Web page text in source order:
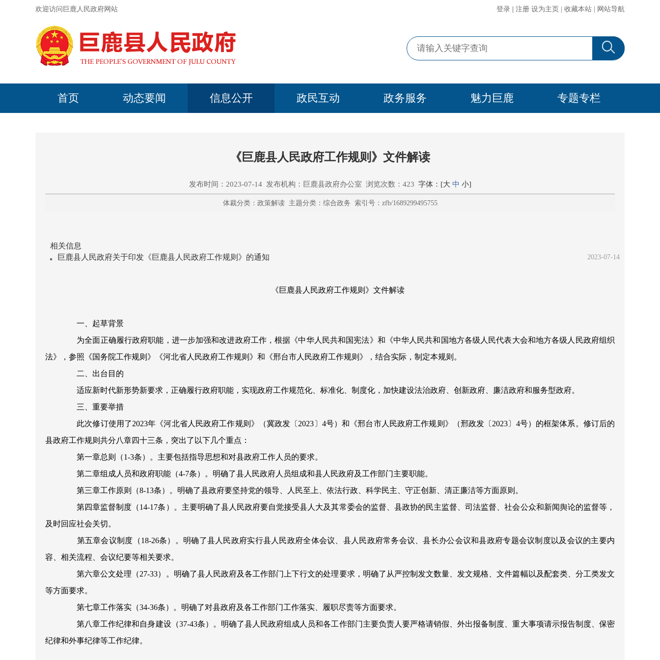
欢迎访问巨鹿人民政府网站 登录 注册 设为主页 收藏本站 网站导航
首页 动态要闻 信息公开 政民互动 政务服务 魅力巨鹿 专题专栏
《巨鹿县人民政府工作规则》文件解读
发布时间：2023-07-14 发布机构：巨鹿县政府办公室 浏览次数：423 字体：[大 中 小]
体裁分类：政策解读 主题分类：综合政务 索引号：zfb/1689299495755
相关信息
巨鹿县人民政府关于印发《巨鹿县人民政府工作规则》的通知
2023-07-14
《巨鹿县人民政府工作规则》文件解读
一、起草背景
为全面正确履行政府职能，进一步加强和改进政府工作，根据《中华人民共和国宪法》和《中华人民共和国地方各级人民代表大会和地方各级人民政府组织
法》，参照《国务院工作规则》《河北省人民政府工作规则》和《邢台市人民政府工作规则》，结合实际，制定本规则。
二、出台目的
适应新时代新形势新要求，正确履行政府职能，实现政府工作规范化、标准化、制度化，加快建设法治政府、创新政府、廉洁政府和服务型政府。
三、重要举措
此次修订使用了2023年《河北省人民政府工作规则》（冀政发〔 2023 〕 4号）和《邢台市人民政府工作规则》（邢政发〔 2023〕 4号）的框架体系。修订后的
县政府工作规则共分八章四十三条，突出了以下几个重点：
第一章总则（1-3条）。主要包括指导思想和对县政府工作人员的要求。
第二章组成人员和政府职能（4-7条）。明确了县人民政府人员组成和县人民政府及工作部门主要职能。
第三章工作原则（8-13条）。明确了县政府要坚持党的领导、人民至上、依法行政、科学民主、守正创新、清正廉洁等方面原则。
第四章监督制度（14-17条）。主要明确了县人民政府要自觉接受县人大及其常委会的监督、县政协的民主监督、司法监督、社会公众和新闻舆论的监督等，
及时回应社会关切。
第五章会议制度（18-26条）。明确了县人民政府实行县人民政府全体会议、县人民政府常务会议、县长办公会议和县政府专题会议制度以及会议的主要内
容、相关流程、会议纪要等相关要求。
第六章公文处理（27-33）。明确了县人民政府及各工作部门上下行文的处理要求，明确了从严控制发文数量、发文规格、文件篇幅以及配套类、分工类发文
等方面要求。
第七章工作落实（34-36条）。明确了对县政府及各工作部门工作落实、履职尽责等方面要求。
第八章工作纪律和自身建设（37-43条）。明确了县人民政府组成人员和各工作部门主要负责人要严格请销假、外出报备制度、重大事项请示报告制度、保密
纪律和外事纪律等工作纪律。